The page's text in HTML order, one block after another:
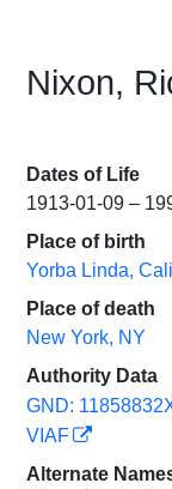
Nixon,
Dates of Life
1913-01-09 –
Place of birth
Yorba Linda,
Place of death
New York, NY
Authority Data
GND:
VIAF
Alternate